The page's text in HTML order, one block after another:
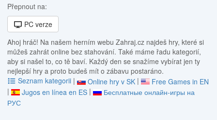
Přepnout na:
PC verze
Ahoj hráč! Na našem herním webu Zahraj.cz najdeš hry, které si
můžeš zahrát online bez stahování. Také máme řadu kategorií,
aby si našel to, co tě baví. Každý den se snažíme vybírat jen ty
nejlepší hry a proto budeš mít o zábavu postaráno.
Seznam kategorii | Online hry v SK |
Free Games in EN
|
Jugos en línea en ES |
Бесплатные онлайн-игры на
РУС